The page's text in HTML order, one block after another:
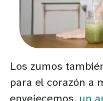
Los zumos
para el corazón a